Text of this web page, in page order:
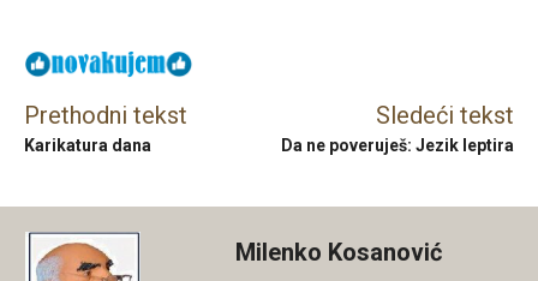
Prethodni tekst
Karikatura dana
Sledeći tekst
Da ne poveruješ: Jezik leptira
Milenko Kosanović